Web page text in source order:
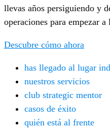
llevas años persiguiendo y
operaciones para empezar a
Descubre cómo ahora
has llegado al lugar
nuestros servicios
club strategic mentor
casos de éxito
quién está al frente